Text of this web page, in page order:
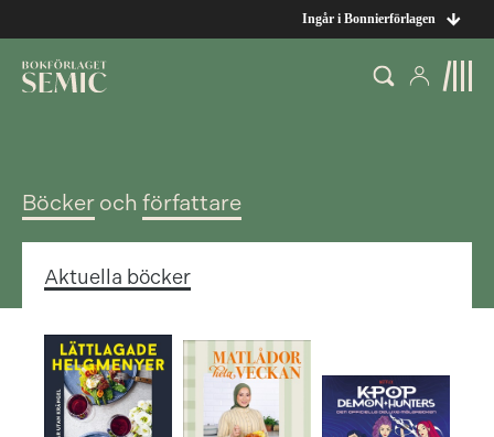
Ingår i Bonnierförlagen
Böcker och författare
Aktuella böcker